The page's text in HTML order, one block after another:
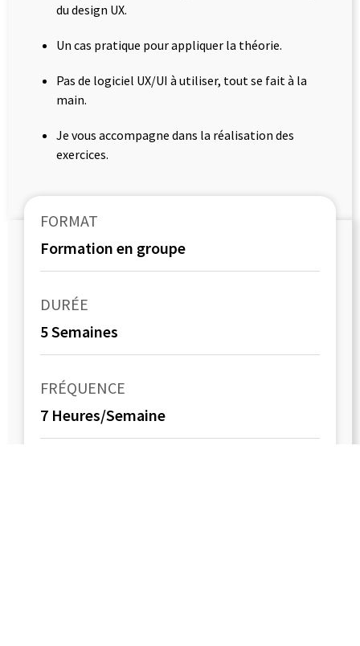
du design UX.
Un cas pratique pour appliquer la théorie.
Pas de logiciel UX/UI à utiliser, tout se fait à la
main.
Je vous accompagne dans la réalisation des
exercices.
FORMAT
Formation en groupe
DURÉE
5 Semaines
FRÉQUENCE
7 Heures/Semaine